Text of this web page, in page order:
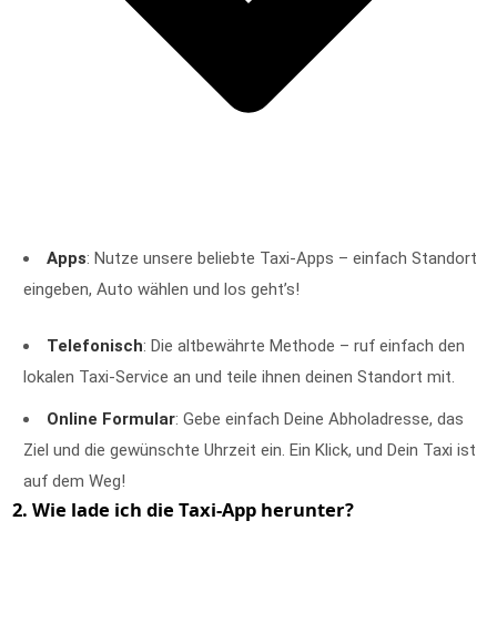
Apps: Nutze unsere beliebte Taxi-Apps – einfach Standort
eingeben, Auto wählen und los geht’s!
Telefonisch: Die altbewährte Methode – ruf einfach den
lokalen Taxi-Service an und teile ihnen deinen Standort mit.
Online Formular: Gebe einfach Deine Abholadresse, das
Ziel und die gewünschte Uhrzeit ein. Ein Klick, und Dein Taxi ist
auf dem Weg!
2. Wie lade ich die Taxi-App herunter?